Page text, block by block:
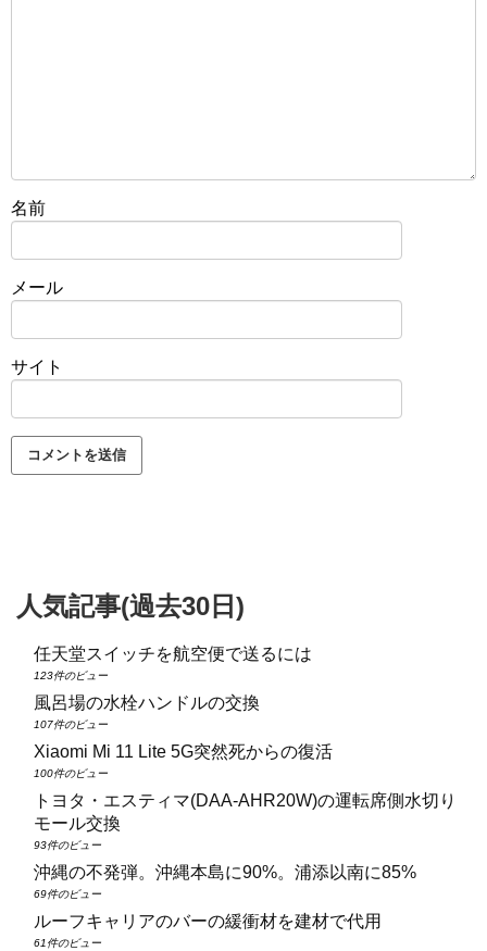
名前
メール
サイト
人気記事(過去30日)
任天堂スイッチを航空便で送るには
123件のビュー
風呂場の水栓ハンドルの交換
107件のビュー
Xiaomi Mi 11 Lite 5G突然死からの復活
100件のビュー
トヨタ・エスティマ(DAA‑AHR20W)の運転席側水切り
モール交換
93件のビュー
沖縄の不発弾。沖縄本島に90%。浦添以南に85%
69件のビュー
ルーフキャリアのバーの緩衝材を建材で代用
61件のビュー